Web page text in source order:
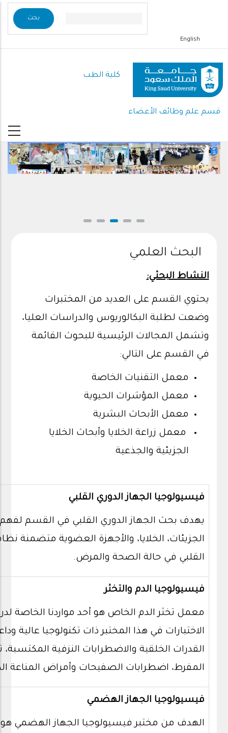
English
كلية الطب
قسم علم وظائف الأعضاء
البحث العلمي
النشاط البحثي:
يحتوي القسم على العديد من المختبرات
وضعت لطلبة البكالوريوس والدراسات العليا،
وتشمل المجالات الرئيسية للبحوث القائمة
في القسم على التالي:
معمل التقنيات الخاصة
معمل المؤشرات الحيوية
معمل الأبحاث البشرية
معمل زراعة الخلايا وأبحاث الخلايا
الجزيئية والجذعية
فيسيولوجيا الجهاز الدوري القلبي
يهدف بحث الجهاز الدوري القلبي في القسم
الجزيئات، الخلايا، والأجهزة العضوية متضمنة
القلبي في حالة الصحة والمرض.
فيسيولوجيا الدم والتخثر
معمل تخثر الدم الخاص هو أحد مواردنا الخاصة
الاختبارات في هذا المختبر ذات تكنولوجيا عالية
القدرات الخلقية والاضطرابات النزفية المكتسبة،
المفرط، اضطرابات الصفيحات وأمراض المناعة
فيسيولوجيا الجهاز الهضمي
الهدف من مختبر فيسيولوجيا الجهاز الهضمي